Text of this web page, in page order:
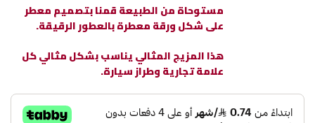
مستوحاة من الطبيعة قمنا بتصميم معطر
على شكل ورقة معطرة بالعطور الرقيقة.
هذا المزيج المثالي يناسب بشكل مثالي كل
علامة تجارية وطراز سيارة.